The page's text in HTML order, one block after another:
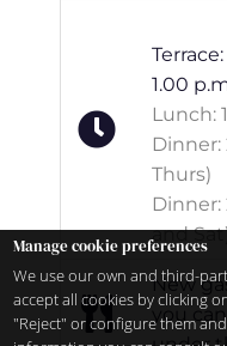
1.00
Lunch:
Dinner:
Thurs)
Dinner:
and
New
you
Manage cookie preferences
We use our own and third-
accept all cookies by clicking
"Reject" or configure them